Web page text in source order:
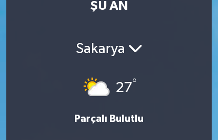
ŞU AN
Sakarya
27°
Parçalı Bulutlu